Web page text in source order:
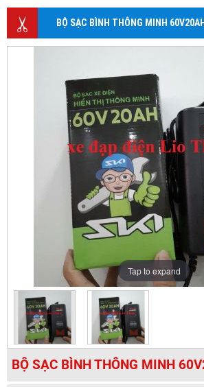
BỘ SẠC BÌNH THÔNG MINH 60V20AH
Tap to expand
BỘ SẠC BÌNH THÔNG MINH